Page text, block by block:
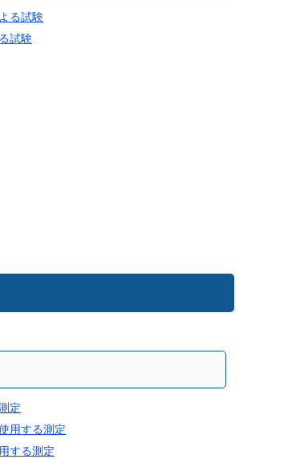
る試験
試験
定
用する測定
する測定